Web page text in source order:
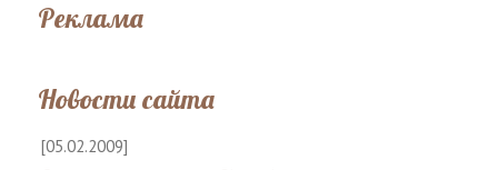
Реклама
Новости сайта
[05.02.2009]